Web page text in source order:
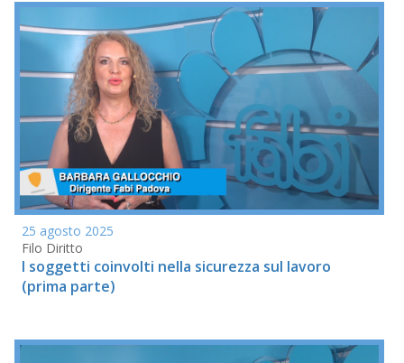
25 agosto 2025
Filo Diritto
I soggetti coinvolti nella sicurezza sul lavoro
(prima parte)